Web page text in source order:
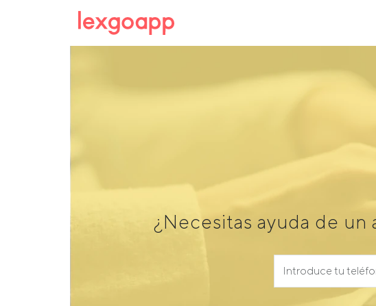
¿Necesitas ayuda de